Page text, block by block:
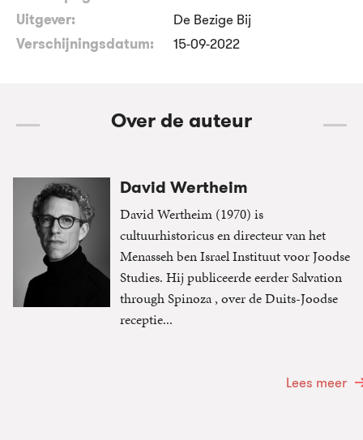
Uitgever:
De Bezige Bij
Verschijningsdatum:
15-09-2022
Over de auteur
David Wertheim
David Wertheim (1970) is
cultuurhistoricus en directeur van het
Menasseh ben Israel Instituut voor Joodse
Studies. Hij publiceerde eerder Salvation
through Spinoza , over de Duits-Joodse
receptie...
Lees meer